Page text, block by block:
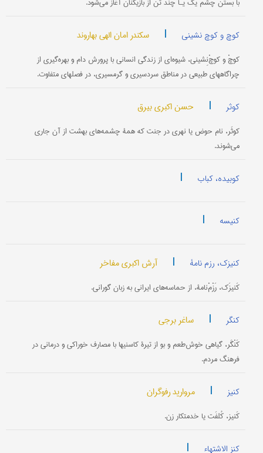
کوچ و کوچ نشینی | سکندر امان الهی بهاروند
کوچْ و کوچْ‌نِشینی، شیوه‌ای از زندگی انسانی با پرورش دام و بهره‌گیری از
چراگاههای طبیعی در مناطق سردسیری و گرمسیری، در فصلهای متفاوت.
کوثر | حسن اکبری بیرق
کوثَر، نام حوض یا نهری در جنت که همۀ چشمه‌های بهشت از آن جاری
می‌شوند.
کوبیده، کباب |
کنیسه |
کنیزک، رزم نامۀ | آرش اکبری مفاخر
کَنیزَک، رَزْمْ‌نامۀ، از حماسه‌های ایرانی به زبان گورانی.
کنگر | ساغر برجی
کَنْگَر، گیاهی خوش‌طعم و بو از تیرۀ کاسنیها با مصارف خوراکی و درمانی در
فرهنگ مردم.
کنیز | مروارید رفوگران
کَنیز، کُلفَت یا خدمتکار زن.
کنز الاشتهاء |